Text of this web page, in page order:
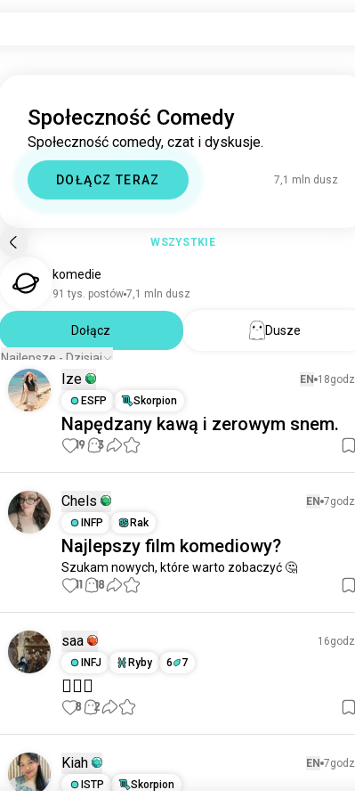
Społeczność Comedy
Społeczność comedy, czat i dyskusje.
DOŁĄCZ TERAZ 7,1 mln dusz
WSZYSTKIE
komedie
91 tys. postów 7,1 mln dusz
Dołącz
Dusze
Najlepsze - Dzisiaj
Ize EN 18godz.
ESFP
Skorpion
Napędzany kawą i zerowym snem.
19 3
Chels EN 7godz.
INFP
Rak
Najlepszy film komediowy?
Szukam nowych, które warto zobaczyć 🤔
11 18
saa
16godz.
INFJ
Ryby 6 7
🤷🏻‍♀️
8 2
Kiah EN 7godz.
ISTP
Skorpion